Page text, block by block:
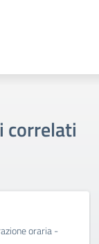
correlati
oraria -